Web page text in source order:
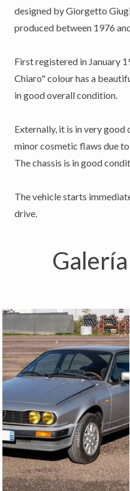
designed by Giorgetto
produced between 1976
First registered in January
Chiaro" colour has a
in good overall condition.
Externally, it is in very
minor cosmetic flaws due
The chassis is in good
The vehicle starts